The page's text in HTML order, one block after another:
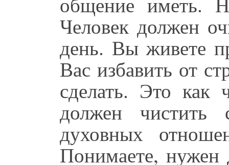
Человек должен
день. Вы живете
Вас избавить от
сделать. Это как
должен
духовных
Понимаете,